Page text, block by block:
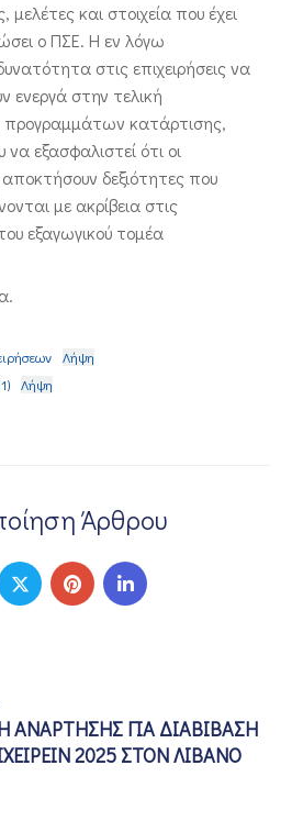
και στοιχεία που έχει
ο ΠΣΕ. Η εν λόγω
στις επιχειρήσεις να
ενεργά στην τελική
κατάρτισης,
να εξασφαλιστεί ότι οι
δεξιότητες που
με ακρίβεια στις
εξαγωγικού τομέα
Λήψη
Λήψη
Άρθρου
ΑΝΑΡΤΗΣΗΣ ΓΙΑ ΔΙΑΒΙΒΑΣΗ
2025 ΣΤΟΝ ΛΙΒΑΝΟ